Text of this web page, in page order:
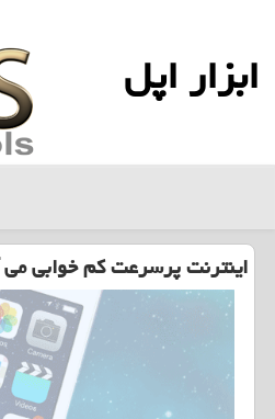
ابزار اپل
اینترنت پرسرعت كم خوابی می